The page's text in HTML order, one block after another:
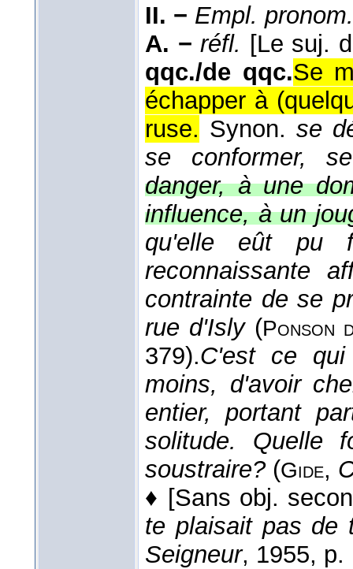
II. − Empl. pronom.
A. − réfl. [Le suj.
qqc./de qqc.Se
échapper à
ruse. Synon. se
se conformer,
danger, à une
influence, à un
qu'elle eût pu
reconnaissante
contrainte de se
rue d'Isly(Ponson
379).C'est ce
moins, d'avoir
entier, portant
solitude. Quelle
soustraire?(Gide,
♦ [Sans obj.
te plaisait pas de
Seigneur, 1955, p.